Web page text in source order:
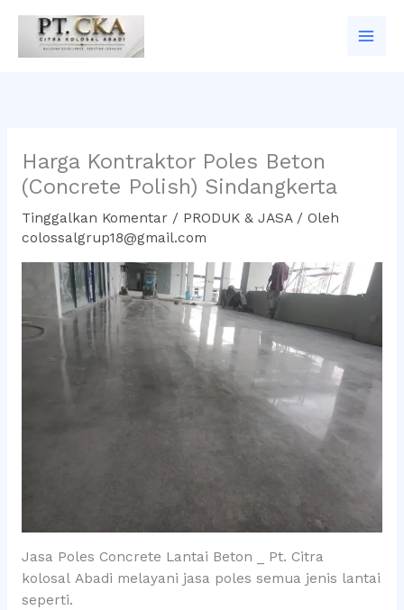
konten
Harga Kontraktor Poles Beton
(Concrete Polish) Sindangkerta
Tinggalkan Komentar / PRODUK & JASA/ Oleh
colossalgrup18@gmail.com
Jasa Poles Concrete Lantai Beton _ Pt. Citra
kolosal Abadi melayani jasa poles semua jenis lantai
seperti.